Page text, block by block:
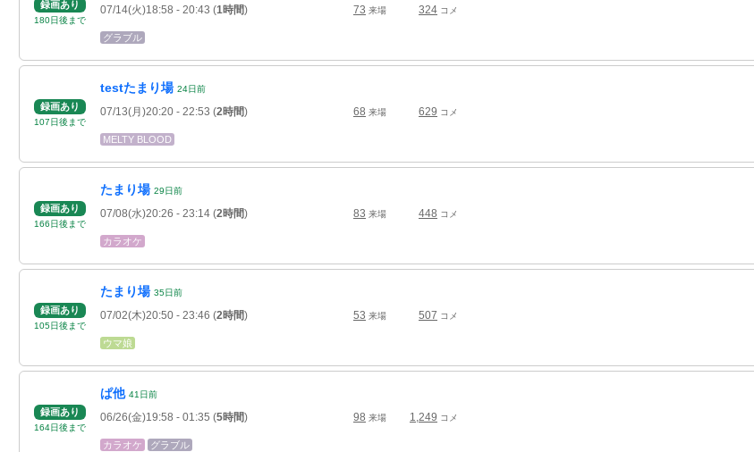
録画あり
180日後 まで
07/14(火)18:58 - 20:43 (1時間) 73 来場 324 コメ
グラブル
録画あり
107 日後 まで
testたまり場 24日前
07/13(月)20:20 - 22:53 (2時間) 68 来場 629 コメ
MELTY BLOOD
録画あり
166 日後 まで
たまり場 29日前
07/08(水)20:26 - 23:14 (2時間) 83 来場 448 コメ
カラオケ
録画あり
105日後 まで
たまり場 35日前
07/02(木)20:50 - 23:46 (2時間) 53 来場 507 コメ
ウマ娘
録画あり
164日後 まで
ぱ他 41 日前
06/26(金)19:58 - 01:35 (5時間) 98 来場 1,249 コメ
カラオケ グラブル